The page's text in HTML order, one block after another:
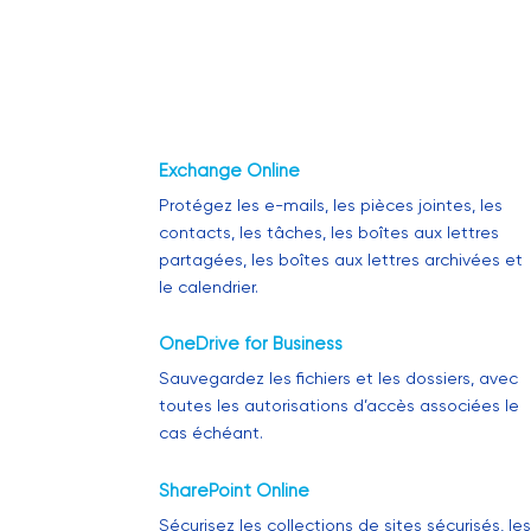
Exchange Online
Protégez les e-mails, les pièces jointes, les
contacts, les tâches, les boîtes aux lettres
partagées, les boîtes aux lettres archivées et
le calendrier.
OneDrive for Business
Sauvegardez les fichiers et les dossiers, avec
toutes les autorisations d’accès associées le
cas échéant.
SharePoint Online
Sécurisez les collections de sites sécurisés, les